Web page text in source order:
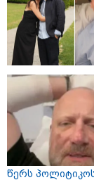
წერს